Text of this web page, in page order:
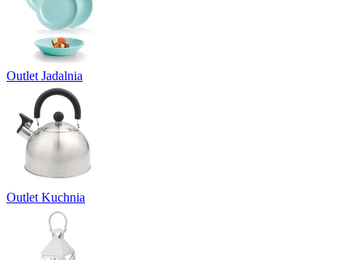
Outlet Jadalnia
Outlet Kuchnia